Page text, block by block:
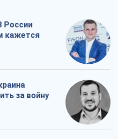
России
кажется
за войну